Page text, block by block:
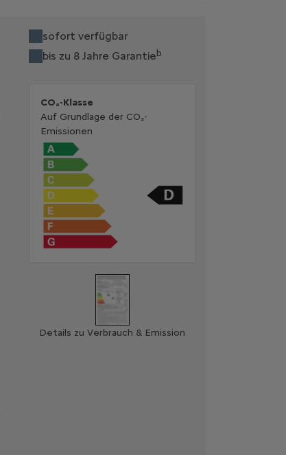
sofort verfügbar
bis zu 8 Jahre Garantieb
CO₂-Klasse
Auf Grundlage der CO₂-
Emissionen
Details zu Verbrauch & Emission